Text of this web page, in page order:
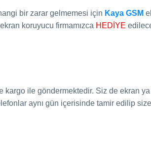
bir zarar gelmemesi için Kaya GSM
koruyucu firmamızca HEDİYE
kargo ile göndermektedir. Siz de ekran
aynı gün içerisinde tamir edilip